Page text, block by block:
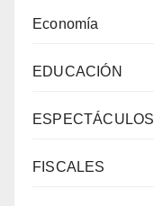
Economía
EDUCACIÓN
ESPECTÁCULOS
FISCALES